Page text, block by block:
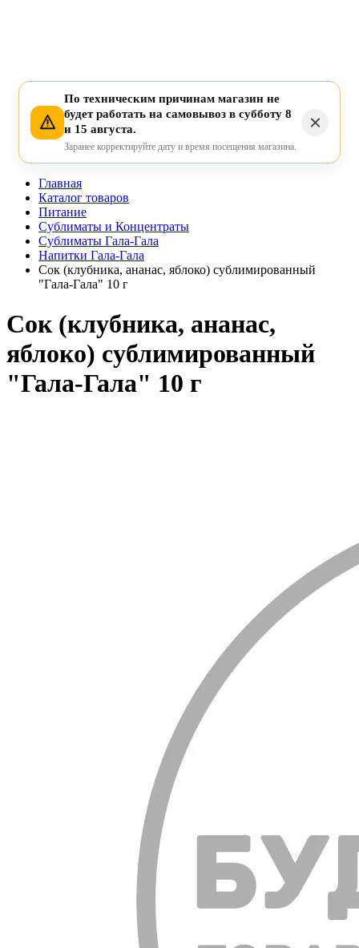
По техническим причинам магазин не
будет работать на самовывоз в субботу 8
и 15 августа.
Заранее корректируйте дату и время посещения магазина.
Главная
Каталог товаров
Питание
Сублиматы и Концентраты
Сублиматы Гала-Гала
Напитки Гала-Гала
Сок (клубника, ананас, яблоко) сублимированный
"Гала-Гала" 10 г
Сок (клубника, ананас,
яблоко) сублимированный
"Гала-Гала" 10 г